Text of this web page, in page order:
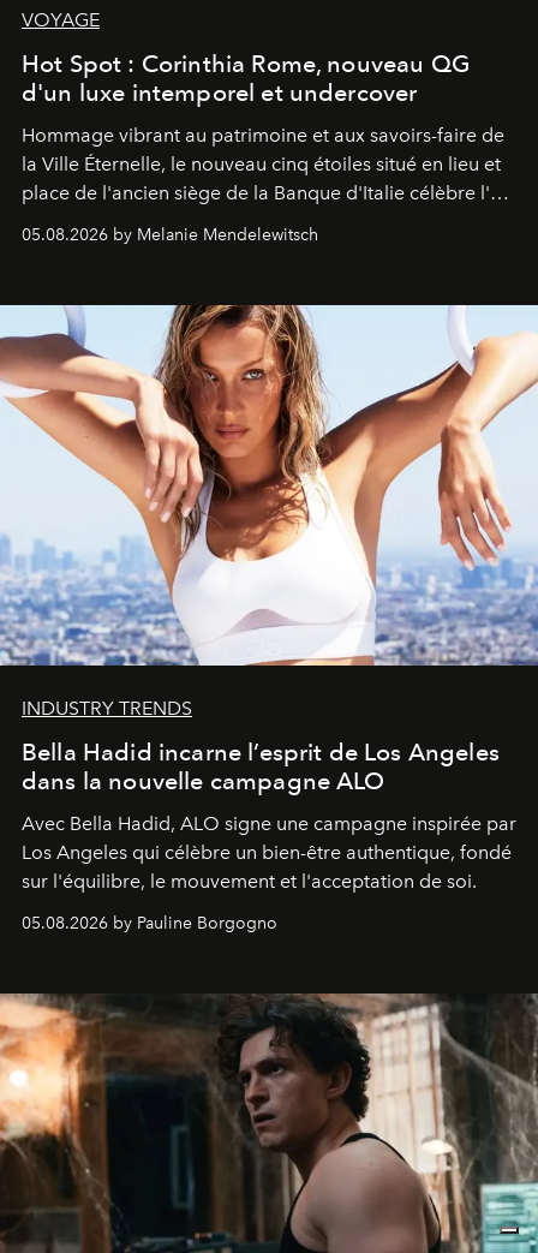
VOYAGE
Hot Spot : Corinthia Rome, nouveau QG
d'un luxe intemporel et undercover
Hommage vibrant au patrimoine et aux savoirs-faire de
la Ville Éternelle, le nouveau cinq étoiles situé en lieu et
place de l'ancien siège de la Banque d'Italie célèbre l'art
de vivre Romain dans toute son élégance intemporelle.
05.08.2026 by Melanie Mendelewitsch
INDUSTRY TRENDS
Bella Hadid incarne l’esprit de Los Angeles
dans la nouvelle campagne ALO
Avec Bella Hadid, ALO signe une campagne inspirée par
Los Angeles qui célèbre un bien-être authentique, fondé
sur l'équilibre, le mouvement et l'acceptation de soi.
05.08.2026 by Pauline Borgogno